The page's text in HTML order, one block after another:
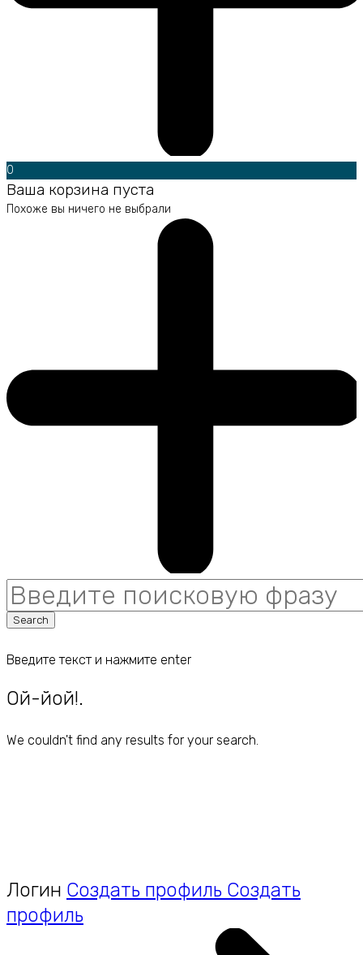
0
Ваша корзина пуста
Похоже вы ничего не выбрали
Search
for:
Search
Введите текст и нажмите enter
Ой-йой!.
We couldn't find any results for your search.
Логин Создать профиль Создать
профиль